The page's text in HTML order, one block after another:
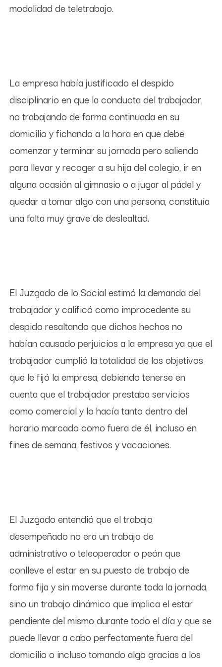
modalidad de teletrabajo.
La empresa había justificado el despido
disciplinario en que la conducta del trabajador,
no trabajando de forma continuada en su
domicilio y fichando a la hora en que debe
comenzar y terminar su jornada pero saliendo
para llevar y recoger a su hija del colegio, ir en
alguna ocasión al gimnasio o a jugar al pádel y
quedar a tomar algo con una persona, constituía
una falta muy grave de deslealtad.
El Juzgado de lo Social estimó la demanda del
trabajador y calificó como improcedente su
despido resaltando que dichos hechos no
habían causado perjuicios a la empresa ya que el
trabajador cumplió la totalidad de los objetivos
que le fijó la empresa, debiendo tenerse en
cuenta que el trabajador prestaba servicios
como comercial y lo hacía tanto dentro del
horario marcado como fuera de él, incluso en
fines de semana, festivos y vacaciones.
El Juzgado entendió que el trabajo
desempeñado no era un trabajo de
administrativo o teleoperador o peón que
conlleve el estar en su puesto de trabajo de
forma fija y sin moverse durante toda la jornada,
sino un trabajo dinámico que implica el estar
pendiente del mismo durante todo el día y que se
puede llevar a cabo perfectamente fuera del
domicilio o incluso tomando algo gracias a los